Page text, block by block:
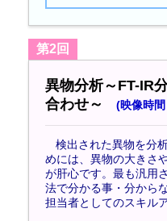
第2回
異物分析～FT-IR
合わせ～
(映像時
検出された異物を分
めには、異物の大きさ
が肝心です。最も汎用
法で分かる事・分から
担当者としてのスキル